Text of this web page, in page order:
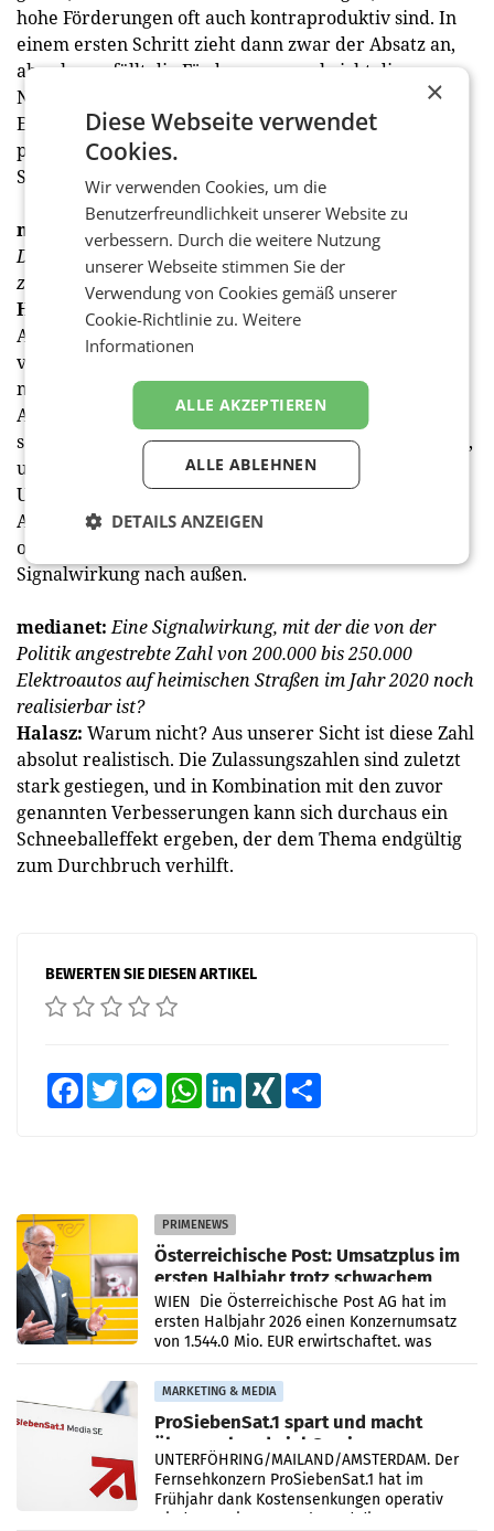
hohe Förderungen oft auch kontraproduktiv sind. In
einem ersten Schritt zieht dann zwar der Absatz an,
aber kaum fällt die Förderung weg, bricht die
Nachfrage ein und damit auch die Industrie dahinter.
Entsprechende Initiativen müssen also mit Bedacht
passieren und auch deshalb sind wir über die
Sachbezugsbefreiung sehr glücklich.
medianet:Inwieweit könnte der aktuelle VW-
Dieselskandal dem Thema Elektromobilität nun
zusätzlichen Schub geben?
Halasz: Da rechnen wir schon mit einem gewaltigen
Auftrieb – nicht so sehr, weil sich Konsumenten nun
vermehrt auf Elektromobilität stürzen, sondern weil
mit Volkswagen nun einer der größten
Automobilhersteller der Welt quasi gezwungen ist,
seine Bemühungen in diese Richtung zu intensivieren,
um sich wieder ein positives Image zu verschaffen.
Und wenn dann in Zukunft im Schauraum unter 100
Autos nicht zwei oder drei Elektroautos, sondern 20
oder 30 stehen, dann ist das eine ganz andere
Signalwirkung nach außen.
medianet:Eine Signalwirkung, mit der die von der
Politik angestrebte Zahl von 200.000 bis 250.000
Elektroautos auf heimischen Straßen im Jahr 2020 noch
realisierbar ist?
Halasz: Warum nicht? Aus unserer Sicht ist diese Zahl
absolut realistisch. Die Zulassungszahlen sind zuletzt
stark gestiegen, und in Kombination mit den zuvor
genannten Verbesserungen kann sich durchaus ein
Schneeballeffekt ergeben, der dem Thema endgültig
zum Durchbruch verhilft.
BEWERTEN SIE DIESEN ARTIKEL
FacebookTwitter MessengerWhatsAppLinkedInXING
PRIMENEWS
Österreichische Post: Umsatzplus im
ersten Halbjahr trotz schwachem
Briefgeschäft
WIEN Die Österreichische Post AG hat im
ersten Halbjahr 2026 einen Konzernumsatz
von 1.544,0 Mio. EUR erwirtschaftet, was
einem Plus von 3,8 Prozent gegenüber dem
Vergleichszeitraum
MARKETING & MEDIA
ProSiebenSat.1 spart und macht
überraschend viel Gewinn
UNTERFÖHRING/MAILAND/AMSTERDAM. Der
Fernsehkonzern ProSiebenSat.1 hat im
Frühjahr dank Kostensenkungen operativ
wieder Gewinn gemacht und die
×
Diese Webseite verwendet
Cookies.
Wir verwenden Cookies, um die
Benutzerfreundlichkeit unserer Website zu
verbessern. Durch die weitere Nutzung
unserer Webseite stimmen Sie der
Verwendung von Cookies gemäß unserer
Cookie-Richtlinie zu.Weitere
Informationen
ALLE AKZEPTIEREN
ALLE ABLEHNEN
DETAILS ANZEIGEN